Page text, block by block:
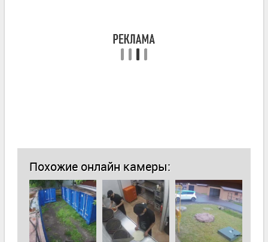
Похожие онлайн камеры: